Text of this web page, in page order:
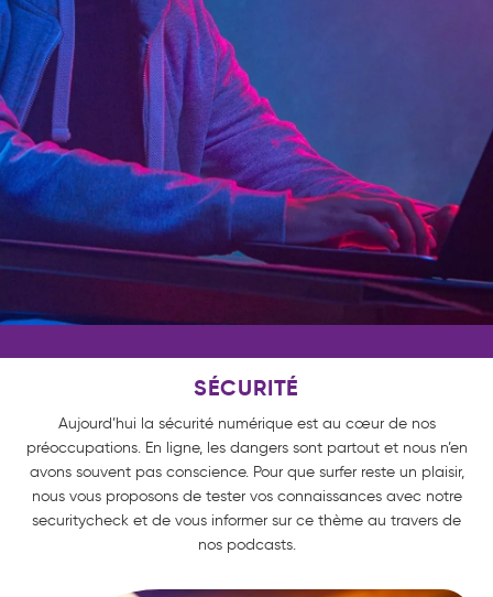
SÉCURITÉ
Aujourd’hui la sécurité numérique est au cœur de nos
préoccupations. En ligne, les dangers sont partout et nous n’en
avons souvent pas conscience. Pour que surfer reste un plaisir,
nous vous proposons de tester vos connaissances avec notre
securitycheck et de vous informer sur ce thème au travers de
nos podcasts.